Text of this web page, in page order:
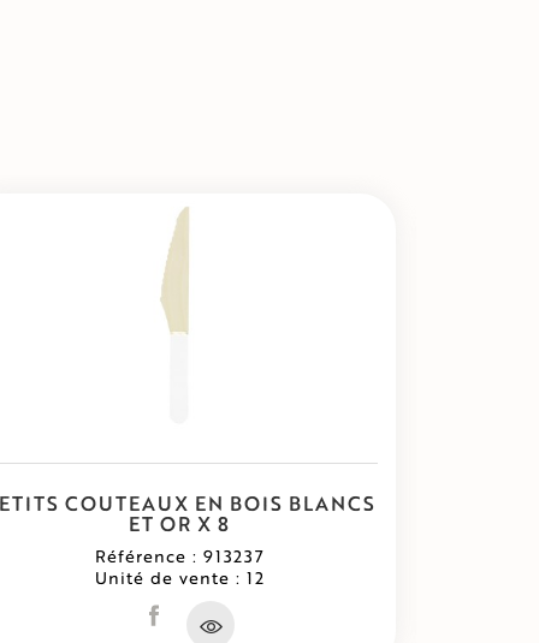
COUTEAUX EN BOIS BLANCS
ET OR X 8
Référence : 913237
Unité de vente : 12